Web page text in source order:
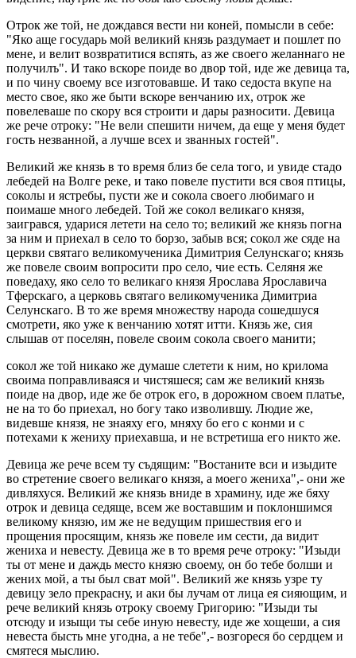
Отрок же той, не дождався вести ни коней, помысли в себе:
"Яко аще государь мой великий князь раздумает и пошлет по
мене, и велит возвратитися вспять, аз же своего желаннаго не
получилъ". И тако вскоре поиде во двор той, иде же девица та,
и по чину своему все изготовавше. И тако седоста вкупе на
место свое, яко же быти вскоре венчанию их, отрок же
повелеваше по скору вся строити и дары разносити. Девица
же рече отроку: "Не вели спешити ничем, да еще у меня будет
гость незванной, а лучше всех и званных гостей".
Великий же князь в то время близ бе села того, и увиде стадо
лебедей на Волге реке, и тако повеле пустити вся своя птицы,
соколы и ястребы, пусти же и сокола своего любимаго и
поимаше много лебедей. Той же сокол великаго князя,
заигрався, ударися летети на село то; великий же князь погна
за ним и приехал в село то борзо, забыв вся; сокол же сяде на
церкви святаго великомученика Димитрия Селунскаго; князь
же повеле своим вопросити про село, чие есть. Селяня же
поведаху, яко село то великаго князя Ярослава Ярославича
Тферскаго, а церковь святаго великомученика Димитриа
Селунскаго. В то же время множеству народа сошедшуся
смотрети, яко уже к венчанию хотят итти. Князь же, сия
слышав от поселян, повеле своим сокола своего манити;
сокол же той никако же думаше слетети к ним, но крилома
своима поправливаяся и чистяшеся; сам же великий князь
поиде на двор, иде же бе отрок его, в дорожном своем платье,
не на то бо приехал, но богу тако изволившу. Людие же,
видевше князя, не знаяху его, мняху бо его с конми и с
потехами к жениху приехавша, и не встретиша его никто же.
Девица же рече всем ту съдящим: "Востаните вси и изыдите
во стретение своего великаго князя, а моего жениха",- они же
дивляхуся. Великий же князь вниде в храмину, иде же бяху
отрок и девица седяще, всем же воставшим и поклоншимся
великому князю, им же не ведущим пришествия его и
прощения просящим, князь же повеле им сести, да видит
жениха и невесту. Девица же в то время рече отроку: "Изыди
ты от мене и даждь место князю своему, он бо тебе болши и
жених мой, а ты был сват мой". Великий же князь узре ту
девицу зело прекрасну, и аки бы лучам от лица ея сияющим, и
рече великий князь отроку своему Григорию: "Изыди ты
отсюду и изыщи ты себе иную невесту, иде же хощеши, а сия
невеста бысть мне угодна, а не тебе",- возгореся бо сердцем и
смятеся мыслию.